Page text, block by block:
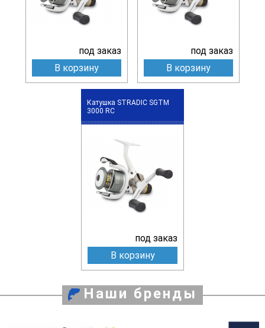
под заказ
В корзину
под заказ
В корзину
Катушка STRADIC SGTM
3000 RC
под заказ
В корзину
Наши бренды